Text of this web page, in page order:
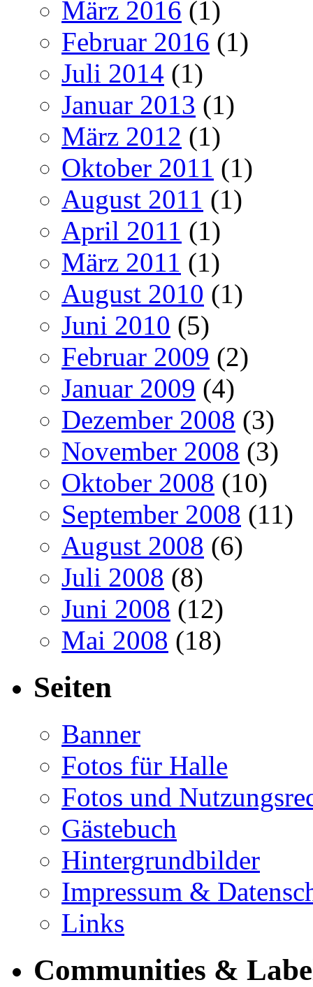
März 2016 (1)
Februar 2016 (1)
Juli 2014 (1)
Januar 2013 (1)
März 2012 (1)
Oktober 2011 (1)
August 2011 (1)
April 2011 (1)
März 2011 (1)
August 2010 (1)
Juni 2010 (5)
Februar 2009 (2)
Januar 2009 (4)
Dezember 2008 (3)
November 2008 (3)
Oktober 2008 (10)
September 2008 (11)
August 2008 (6)
Juli 2008 (8)
Juni 2008 (12)
Mai 2008 (18)
Seiten
Banner
Fotos für Halle
Fotos und
Gästebuch
Hintergrundbilder
Impressum &
Links
Communities &